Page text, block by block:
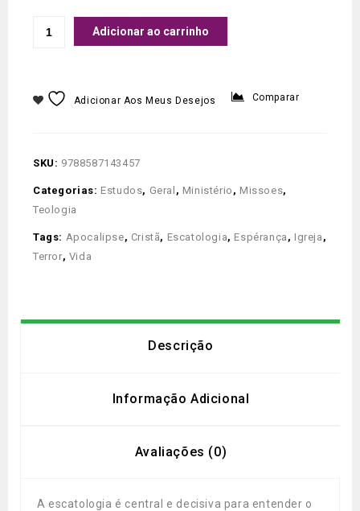
Adicionar ao carrinho
Adicionar Aos Meus Desejos Comparar
SKU: 9788587143457
Categorias: Estudos, Geral , Ministério , Missoes,
Teologia
Tags: Apocalipse, Cristã, Escatologia, Espérança , Igreja ,
Terror, Vida
Descrição
Informação Adicional
Avaliações (0)
A escatologia é central e decisiva para entender o